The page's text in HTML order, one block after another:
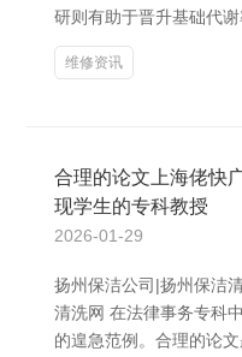
研则有助于晋升基础代
维修资讯
合理的论文上海佬快
现学生的专科教授
2026-01-29
扬州保洁公司|扬州保洁
清洗网 在法律事务专科
的遑急范例。合理的论